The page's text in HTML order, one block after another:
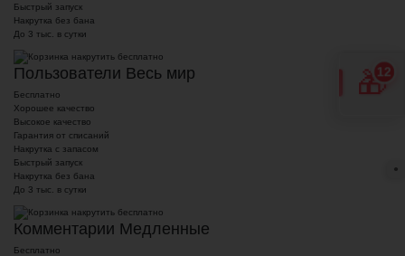
Быстрый запуск
Накрутка без бана
До 3 тыс. в сутки
накрутить бесплатно
Пользователи Весь мир
Бесплатно
Хорошее качество
Высокое качество
Гарантия от списаний
Накрутка с запасом
Быстрый запуск
Накрутка без бана
До 3 тыс. в сутки
накрутить бесплатно
Комментарии Медленные
Бесплатно
🎁
12
●